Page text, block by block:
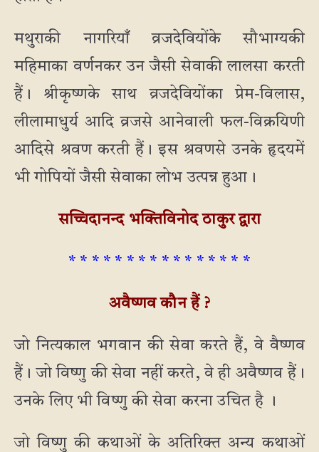
मथुराकी नागरियाँ व्रजदेवियोंके सौभाग्यकी
महिमाका वर्णनकर उन जैसी सेवाकी लालसा करती
हैं। श्रीकृष्णके साथ व्रजदेवियोंका प्रेम-विलास,
लीलामाधुर्य आदि व्रजसे आनेवाली फल-विक्रयिणी
आदिसे श्रवण करती हैं। इस श्रवणसे उनके हृदयमें
भी गोपियों जैसी सेवाका लोभ उत्पन्न हुआ।
सच्चिदानन्द भक्तिविनोद ठाकुर द्वारा
* * * * * * * * * * * * * * * *
अवैष्णव कौन हैं ?
जो नित्यकाल भगवान की सेवा करते हैं, वे वैष्णव
हैं। जो विष्णु की सेवा नहीं करते, वे ही अवैष्णव हैं।
उनके लिए भी विष्णु की सेवा करना उचित है ।
जो विष्णु की कथाओं के अतिरिक्त अन्य कथाओं